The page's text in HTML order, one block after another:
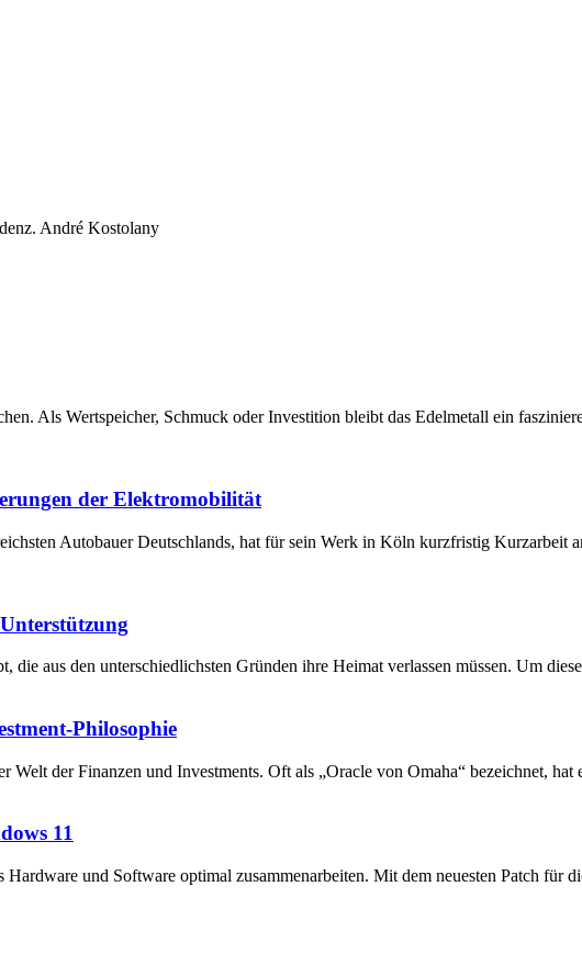
André Kostolany
Als Wertspeicher, Schmuck oder Investition bleibt das Edelmetall ein
der Elektromobilität
Autobauer Deutschlands, hat für sein Werk in Köln kurzfristig Kurzarbeit
aus den unterschiedlichsten Gründen ihre Heimat verlassen müssen. Um
Philosophie
der Finanzen und Investments. Oft als „Oracle von Omaha“ bezeichnet, hat
11
und Software optimal zusammenarbeiten. Mit dem neuesten Patch für